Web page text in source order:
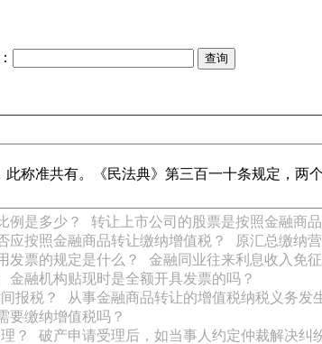
称准共有。《民法典》第三百一十条规定，两
例是多少？
转让上市公司的股票是按照金融商
应按照金融商品转让缴纳增值税？
原汇总缴纳
发票的规定是什么？
金融同业往来利息收入免
金融机构贴现时是全额开具发票的吗？
报税？
从事金融商品转让的增值税纳税义务发
要缴纳增值税吗？
？
破产申请受理后，如当事人约定仲裁解决纠